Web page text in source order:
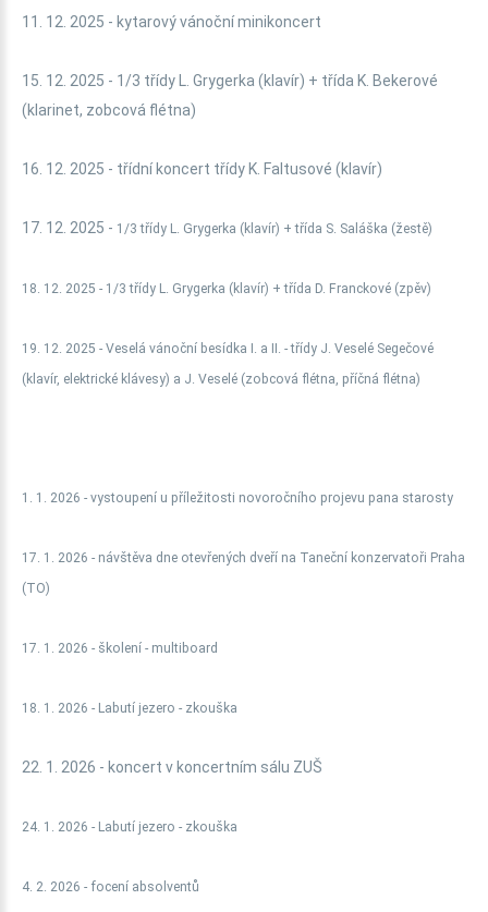
11. 12. 2025 - kytarový vánoční minikoncert
15. 12. 2025 - 1/3 třídy L. Grygerka (klavír) + třída K. Bekerové
(klarinet, zobcová flétna)
16. 12. 2025 - třídní koncert třídy K. Faltusové (klavír)
17. 12. 2025 - 1/3 třídy L. Grygerka (klavír) + třída S. Saláška (žestě)
18. 12. 2025 - 1/3 třídy L. Grygerka (klavír) + třída D. Franckové (zpěv)
19. 12. 2025 - Veselá vánoční besídka I. a II. - třídy J. Veselé Segečové
(klavír, elektrické klávesy) a J. Veselé (zobcová flétna, příčná flétna)
1. 1. 2026 - vystoupení u příležitosti novoročního projevu pana starosty
17. 1. 2026 - návštěva dne otevřených dveří na Taneční konzervatoři Praha
(TO)
17. 1. 2026 - školení - multiboard
18. 1. 2026 - Labutí jezero - zkouška
22. 1. 2026 - koncert v koncertním sálu ZUŠ
24. 1. 2026 - Labutí jezero - zkouška
4. 2. 2026 - focení absolventů